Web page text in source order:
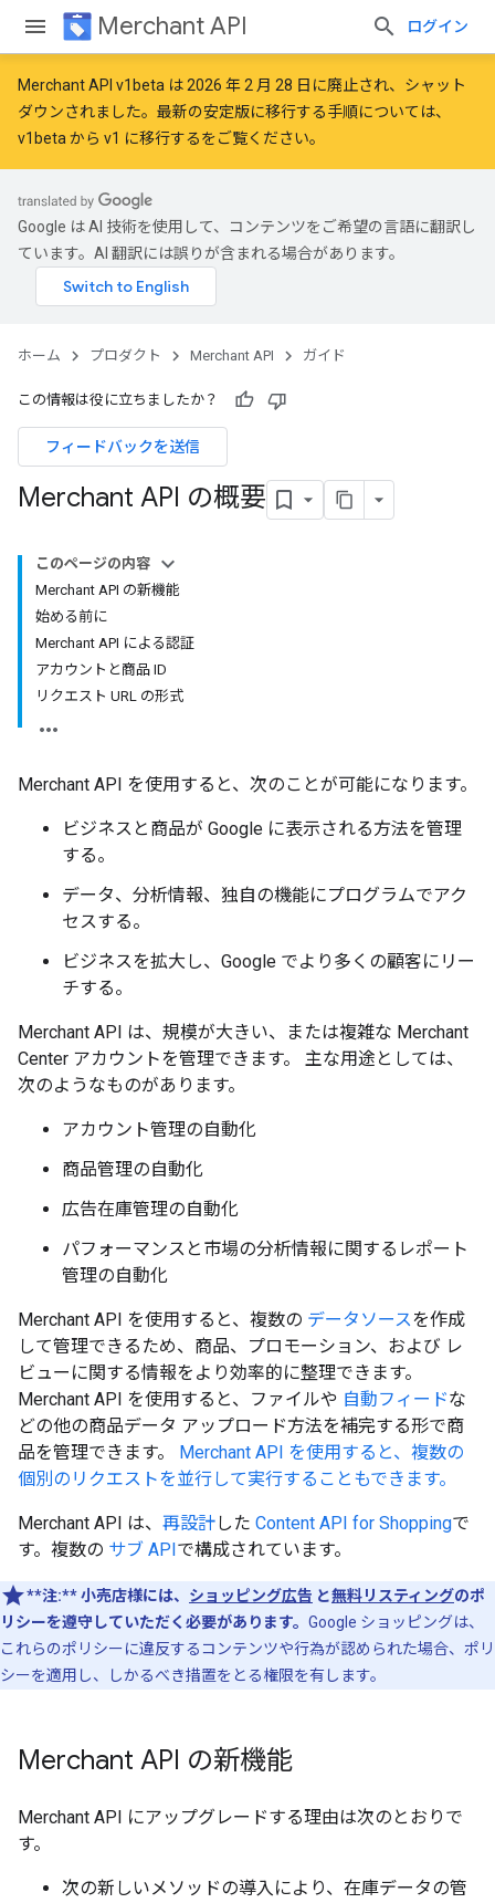
Merchant API ログイン
Merchant API v1beta は 2026 年 2 月 28 日に廃止され、シャット
ダウンされました。最新の安定版に移行する手順については、
v1beta から v1 に移行するをご覧ください。
Google は AI 技術を使用して、コンテンツをご希望の言語に翻訳し
ています。AI 翻訳には誤りが含まれる場合があります。
ホーム プロダクト Merchant API ガイド
この情報は役に立ちましたか？
フィードバックを送信
Merchant API の概要
このページの内容
Merchant API の新機能
始める前に
Merchant API による認証
アカウントと商品 ID
リクエスト URL の形式
Merchant API を使用すると、次のことが可能になります。
ビジネスと商品が Google に表示される方法を管理
する。
データ、分析情報、独自の機能にプログラムでアク
セスする。
ビジネスを拡大し、Google でより多くの顧客にリー
チする。
Merchant API は、規模が大きい、または複雑な Merchant
Center アカウントを管理できます。 主な用途としては、
次のようなものがあります。
アカウント管理の自動化
商品管理の自動化
広告在庫管理の自動化
パフォーマンスと市場の分析情報に関するレポート
管理の自動化
Merchant API を使用すると、複数の データソースを作成
して管理できるため、商品、プロモーション、および レ
ビューに関する情報をより効率的に整理できます。
Merchant API を使用すると、ファイルや 自動フィードな
どの他の商品データ アップロード方法を補完する形で商
品を管理できます。 Merchant API を使用すると、複数の
個別のリクエストを並行して実行することもできます。
Merchant API は、 再設計した Content API for Shoppingで
す。複数の サブ APIで構成されています。
**注:**小売店様には、 ショッピング広告 と無料リスティングのポ
リシーを遵守していただく必要があります。 Google ショッピングは、
これらのポリシーに違反するコンテンツや行為が認められた場合、ポリ
シーを適用し、しかるべき措置をとる権限を有します。
Merchant API の新機能
Merchant API にアップグレードする理由は次のとおりで
す。
次の新しいメソッドの導入により、在庫データの管